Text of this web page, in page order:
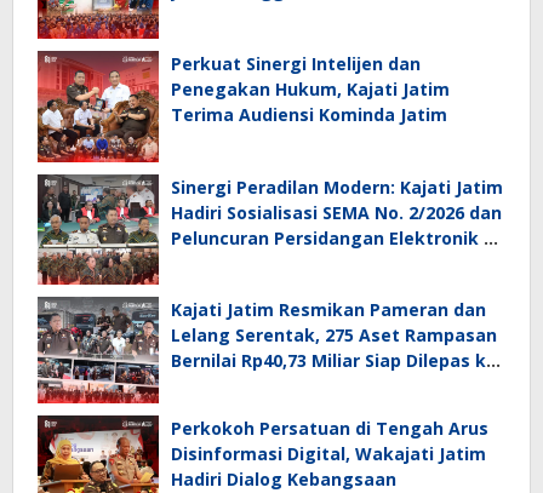
Perkuat Sinergi Intelijen dan
Penegakan Hukum, Kajati Jatim
Terima Audiensi Kominda Jatim
Sinergi Peradilan Modern: Kajati Jatim
Hadiri Sosialisasi SEMA No. 2/2026 dan
Peluncuran Persidangan Elektronik di
Kajati Jatim Resmikan Pameran dan
Lelang Serentak, 275 Aset Rampasan
Bernilai Rp40,73 Miliar Siap Dilepas ke
Perkokoh Persatuan di Tengah Arus
Disinformasi Digital, Wakajati Jatim
Hadiri Dialog Kebangsaan